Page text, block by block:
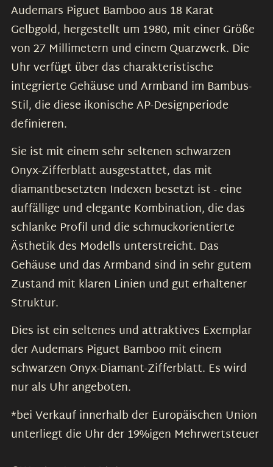
Audemars Piguet Bamboo aus 18 Karat
Gelbgold, hergestellt um 1980, mit einer Größe
von 27 Millimetern und einem Quarzwerk. Die
Uhr verfügt über das charakteristische
integrierte Gehäuse und Armband im Bambus-
Stil, die diese ikonische AP-Designperiode
definieren.
Sie ist mit einem sehr seltenen schwarzen
Onyx-Zifferblatt ausgestattet, das mit
diamantbesetzten Indexen besetzt ist - eine
auffällige und elegante Kombination, die das
schlanke Profil und die schmuckorientierte
Ästhetik des Modells unterstreicht. Das
Gehäuse und das Armband sind in sehr gutem
Zustand mit klaren Linien und gut erhaltener
Struktur.
Dies ist ein seltenes und attraktives Exemplar
der Audemars Piguet Bamboo mit einem
schwarzen Onyx-Diamant-Zifferblatt. Es wird
nur als Uhr angeboten.
*bei Verkauf innerhalb der Europäischen Union
unterliegt die Uhr der 19%igen Mehrwertsteuer